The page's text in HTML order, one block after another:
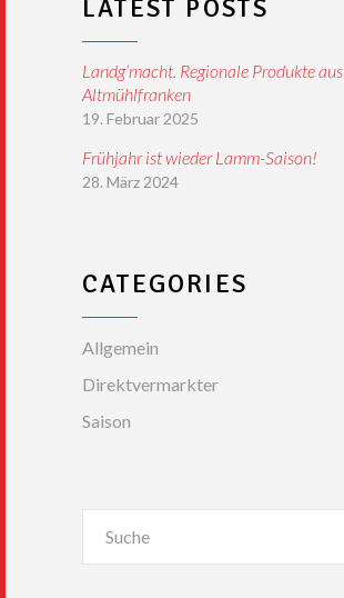
LATEST POSTS
Landg’macht. Regionale Produkte aus
Altmühlfranken
19. Februar 2025
Frühjahr ist wieder Lamm-Saison!
28. März 2024
CATEGORIES
Allgemein
Direktvermarkter
Saison